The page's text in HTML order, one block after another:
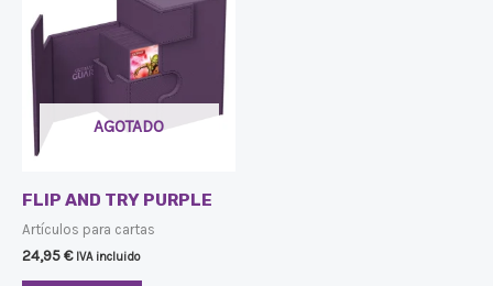
AGOTADO
FLIP AND TRY PURPLE
Artículos para cartas
24,95€ IVA incluido